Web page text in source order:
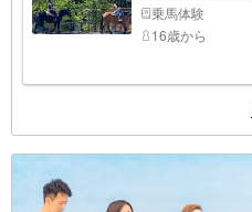
乗馬体験
16歳から